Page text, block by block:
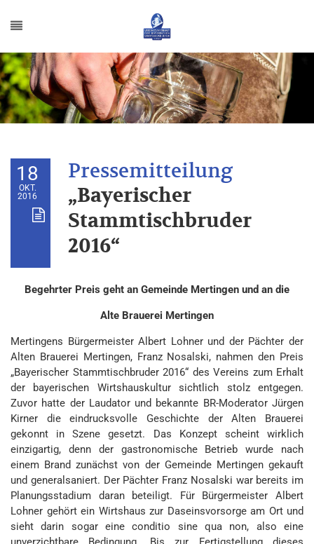
18
OKT.
2016
„Bayerischer
Stammtischbruder
2016“
Begehrter Preis geht an Gemeinde Mertingen und an die
Alte Brauerei Mertingen
Mertingens Bürgermeister Albert Lohner und der Pächter der
Alten Brauerei Mertingen, Franz Nosalski, nahmen den Preis
„Bayerischer Stammtischbruder 2016“ des Vereins zum Erhalt
der bayerischen Wirtshauskultur sichtlich stolz entgegen.
Zuvor hatte der Laudator und bekannte BR-Moderator Jürgen
Kirner die eindrucksvolle Geschichte der Alten Brauerei
gekonnt in Szene gesetzt. Das Konzept scheint wirklich
einzigartig, denn der gastronomische Betrieb wurde nach
einem Brand zunächst von der Gemeinde Mertingen gekauft
und generalsaniert. Der Pächter Franz Nosalski war bereits im
Planungsstadium daran beteiligt. Für Bürgermeister Albert
Lohner gehört ein Wirtshaus zur Daseinsvorsorge am Ort und
sieht darin sogar eine conditio sine qua non, also eine